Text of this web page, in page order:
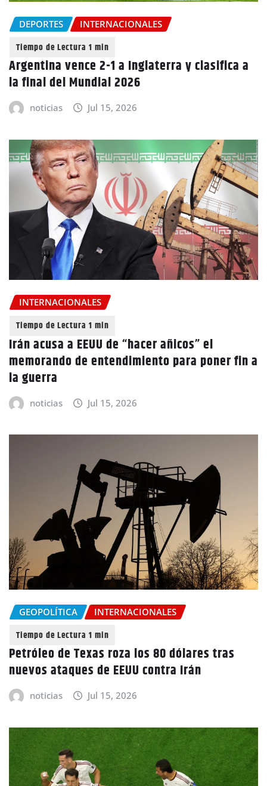
DEPORTES INTERNACIONALES
Argentina vence 2-1 a Inglaterra y clasifica a
la final del Mundial 2026
noticias Jul 15, 2026
INTERNACIONALES
Irán acusa a EEUU de “hacer añicos” el
memorando de entendimiento para poner fin a
la guerra
noticias Jul 15, 2026
GEOPOLÍTICA INTERNACIONALES
Petróleo de Texas roza los 80 dólares tras
nuevos ataques de EEUU contra Irán
noticias Jul 15, 2026